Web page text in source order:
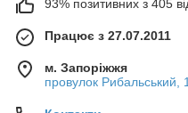
93% позитивних з 405
Працює з 27.07.2011
м. Запоріжжя
провулок Рибальський,